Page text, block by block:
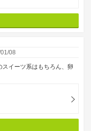
08
イーツ系はもちろん、卵